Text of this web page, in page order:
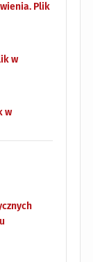
Plik
w
w